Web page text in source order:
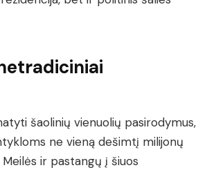
šaolinių vienuolių pasirodymus,
ne vieną dešimtį milijonų
ir pastangų į šiuos